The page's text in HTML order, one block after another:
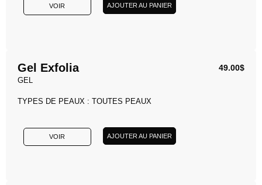
VOIR AJOUTER AU PANIER
Gel Exfolia 49.00$
GEL
TYPES DE PEAUX : TOUTES PEAUX
VOIR AJOUTER AU PANIER